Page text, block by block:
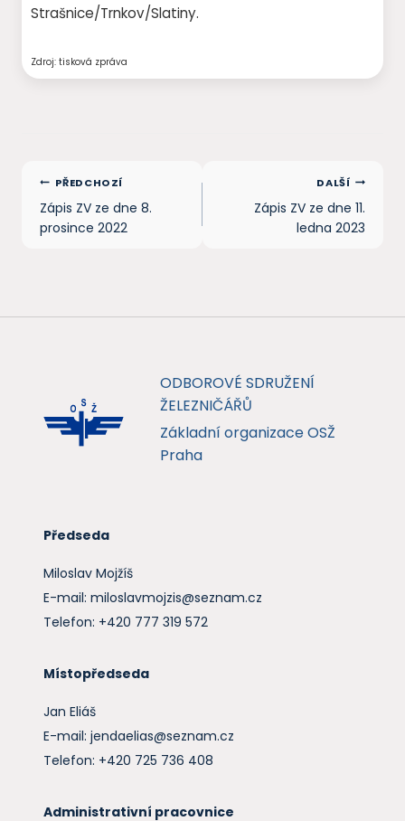
Strašnice/Trnkov/Slatiny.
Zdroj: tisková zpráva
Navigace
pro
PŘEDCHOZÍ
Zápis ZV ze dne 8.
prosince 2022
DALŠÍ
Zápis ZV ze dne 11.
ledna 2023
ODBOROVÉ SDRUŽENÍ
ŽELEZNIČÁŘŮ
Základní organizace OSŽ
Praha
Předseda
Miloslav Mojžíš
E-mail: miloslavmojzis@seznam.cz
Telefon: +420 777 319 572
Místopředseda
Jan Eliáš
E-mail: jendaelias@seznam.cz
Telefon: +420 725 736 408
Administrativní pracovnice